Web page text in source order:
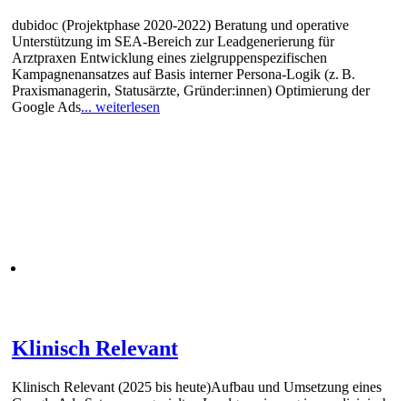
dubidoc (Projektphase 2020-2022) Beratung und operative
Unterstützung im SEA-Bereich zur Leadgenerierung für
Arztpraxen Entwicklung eines zielgruppenspezifischen
Kampagnenansatzes auf Basis interner Persona-Logik (z. B.
Praxismanagerin, Statusärzte, Gründer:innen) Optimierung der
Google Ads... weiterlesen
Klinisch Relevant
Klinisch Relevant (2025 bis heute)Aufbau und Umsetzung eines